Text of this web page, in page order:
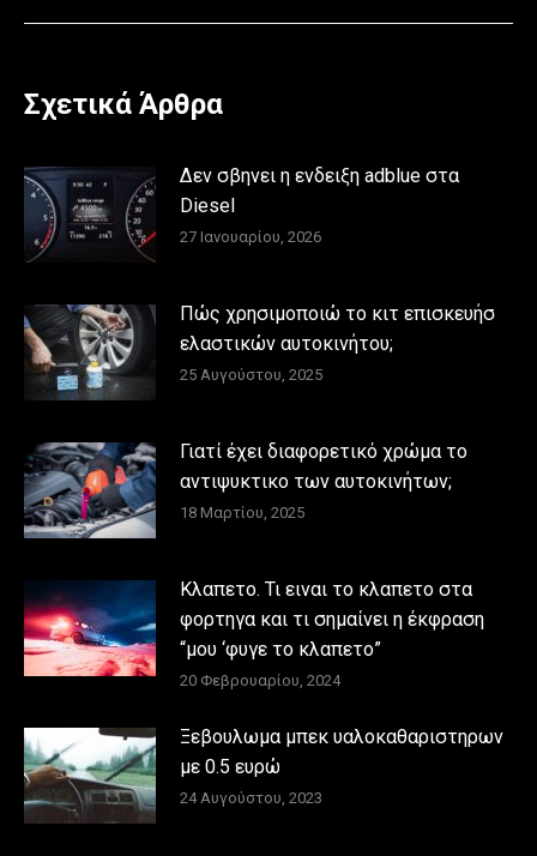
Σχετικά Άρθρα
Δεν σβηνει η ενδειξη adblue στα
Diesel
27 Ιανουαρίου, 2026
Πώς χρησιμοποιώ το κιτ επισκευήσ
ελαστικών αυτοκινήτου;
25 Αυγούστου, 2025
Γιατί έχει διαφορετικό χρώμα το
αντιψυκτικο των αυτοκινήτων;
18 Μαρτίου, 2025
Κλαπετο. Τι ειναι το κλαπετο στα
φορτηγα και τι σημαίνει η έκφραση
“μου ‘φυγε το κλαπετο”
20 Φεβρουαρίου, 2024
Ξεβουλωμα μπεκ υαλοκαθαριστηρων
με 0.5 ευρώ
24 Αυγούστου, 2023